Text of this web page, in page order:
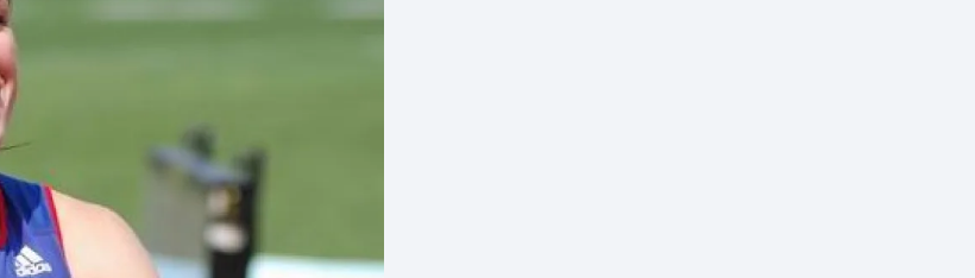
Moderní pětiboj
Motorsport
Olympijské hry
Parasport
Plavání
Volejbal